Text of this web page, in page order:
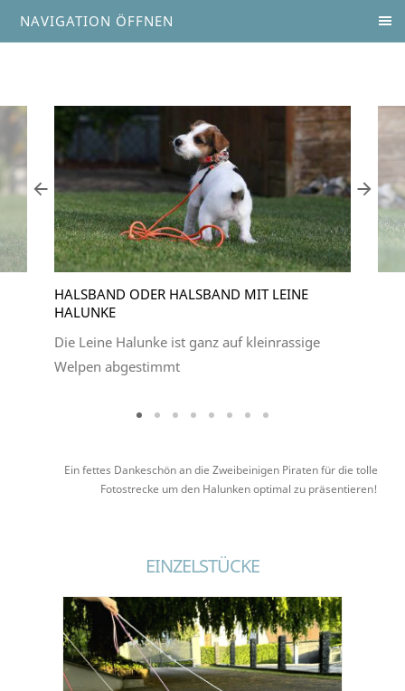
NAVIGATION ÖFFNEN
HALSBAND ODER HALSBAND MIT LEINE
HALUNKE
Die Leine Halunke ist ganz auf kleinrassige
Welpen abgestimmt
Ein fettes Dankeschön an die Zweibeinigen Piraten für die tolle
Fotostrecke um den Halunken optimal zu präsentieren!
EINZELSTÜCKE